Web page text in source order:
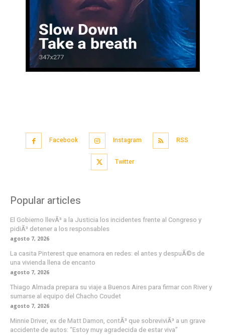
Facebook Instagram RSS
Twitter
Popular articles
El Gobierno llevÃ³ a la Justicia los incidentes frente al Congreso y
pidiÃ³ detener a los responsables
agosto 7, 2026
La casita Pinterest que enamora en redes: el antes y despuÃ©s de
una vivienda llena de encanto
agosto 7, 2026
Thiago Almada prepara su viaje a Buenos Aires para firmar con River y
sumarse al equipo del Chacho Coudet
agosto 7, 2026
Minnie Driver, ex de Matt Damon, contÃ³ que sobreviviÃ³ a un grave
accidente de autos: “Estoy muy agradecida de estar viva”